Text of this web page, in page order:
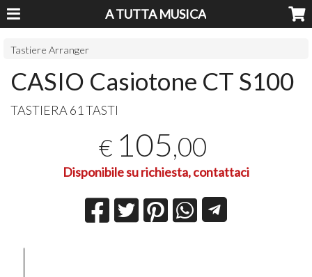
A TUTTA MUSICA
Tastiere Arranger
CASIO Casiotone CT S100
TASTIERA61TASTI
€ 105,00
Disponibile su richiesta, contattaci